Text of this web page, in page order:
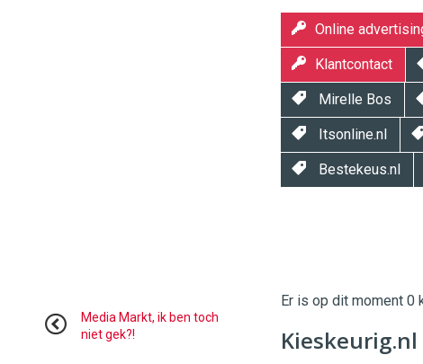
Online
Klantcontact
Mirelle Bos
Itsonline.nl
Bestekeus.nl
Digital
9654
Er is op dit moment 0
Media Markt, ik ben toch
niet gek?!